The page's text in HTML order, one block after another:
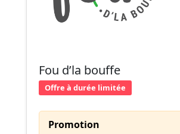
Fou d’la bouffe
Offre à durée limitée
Promotion